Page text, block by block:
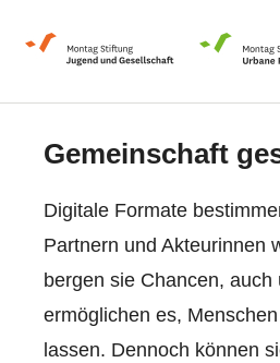
Gemeinschaft
Digitale Formate
Partnern und Akteurinnen
bergen sie Chancen,
ermöglichen es,
lassen. Dennoch können